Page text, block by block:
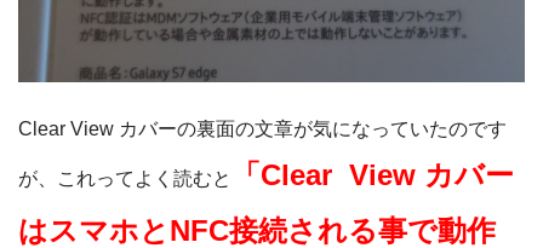
Clear View カバーの裏面の文章が気になっていたのです
が、これってよく読むと
「Clear View カバー
はスマホとNFC接続される事で動作